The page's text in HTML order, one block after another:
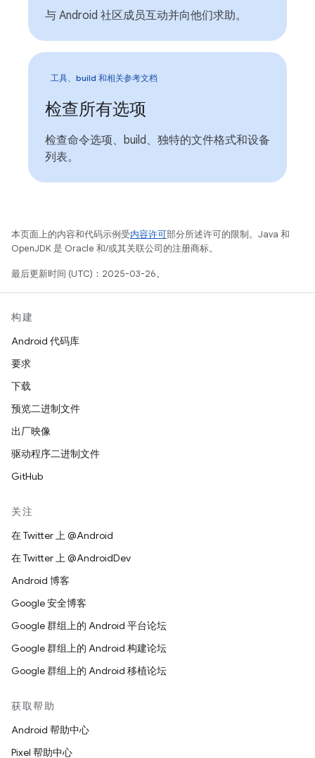
与 Android 社区成员互动并向他们求助。
工具、build 和相关参考文档
检查所有选项
检查命令选项、build、独特的文件格式和设备
列表。
本页面上的内容和代码示例受内容许可部分所述许可的限制。Java 和
OpenJDK 是 Oracle 和/或其关联公司的注册商标。
最后更新时间 (UTC)：2025-03-26。
构建
Android 代码库
要求
下载
预览二进制文件
出厂映像
驱动程序二进制文件
GitHub
关注
在 Twitter 上 @Android
在 Twitter 上 @AndroidDev
Android 博客
Google 安全博客
Google 群组上的 Android 平台论坛
Google 群组上的 Android 构建论坛
Google 群组上的 Android 移植论坛
获取帮助
Android 帮助中心
Pixel 帮助中心